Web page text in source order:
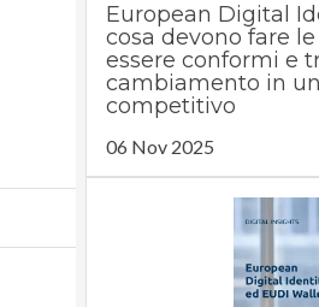
Le
European Digital
cosa devono fare
essere conformi e
cambiamento in
competitivo
06 Nov 2025